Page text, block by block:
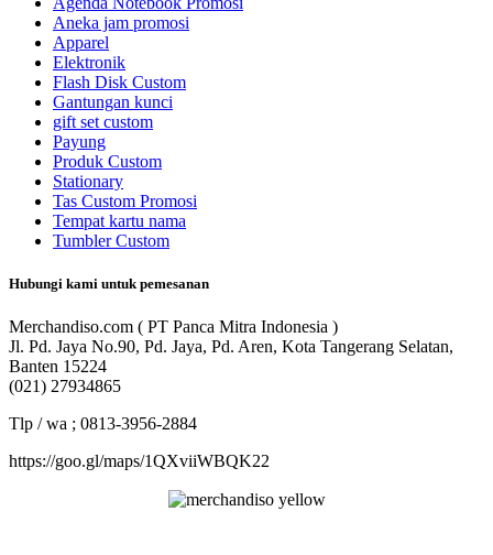
Aneka jam promosi
Apparel
Elektronik
Flash Disk Custom
Gantungan kunci
gift set custom
Payung
Produk Custom
Stationary
Tas Custom Promosi
Tempat kartu nama
Tumbler Custom
Hubungi kami untuk pemesanan
Merchandiso.com ( PT Panca Mitra Indonesia )
Jl. Pd. Jaya No.90, Pd. Jaya, Pd. Aren, Kota Tangerang Selatan,
Banten 15224
(021) 27934865
Tlp / wa ; 0813-3956-2884
https://goo.gl/maps/1QXviiWBQK22